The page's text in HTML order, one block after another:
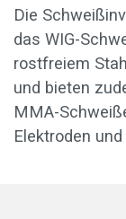
Die
das WIG-
rostfreiem
und bieten
MMA-
Elektroden